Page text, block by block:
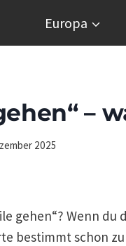
Europa
–
2025
gehen“? Wenn
bestimmt schon